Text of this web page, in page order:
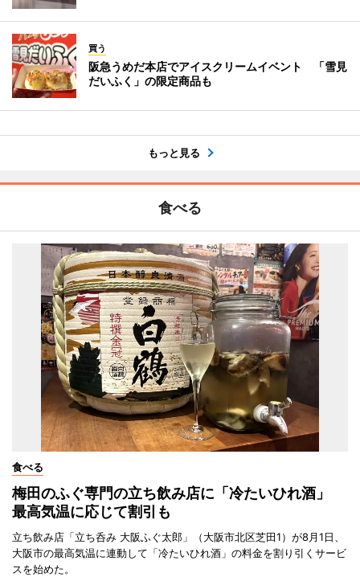
買う
阪急うめだ本店でアイスクリームイベント 「雪見
だいふく」の限定商品も
もっと見る
食べる
食べる
梅田のふぐ専門の立ち飲み店に「冷たいひれ酒」
最高気温に応じて割引も
立ち飲み店「立ち呑み 大阪ふぐ太郎」（大阪市北区芝田1）が8月1日、
大阪市の最高気温に連動して「冷たいひれ酒」の料金を割り引くサービ
スを始めた。